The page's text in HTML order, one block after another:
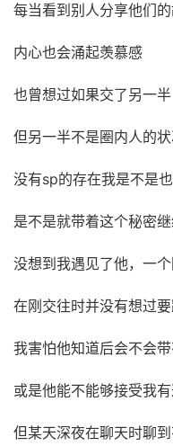
每当看到别人分享他们
内心也会涌起羡慕感
也曾想过如果交了另一半
但另一半不是圈内人的
没有sp的存在我是不是也
是不是就带着这个秘密继
没想到我遇见了他，一
在刚交往时并没有想过
我害怕他知道后会不会
或是他能不能够接受我
但某天深夜在聊天时聊